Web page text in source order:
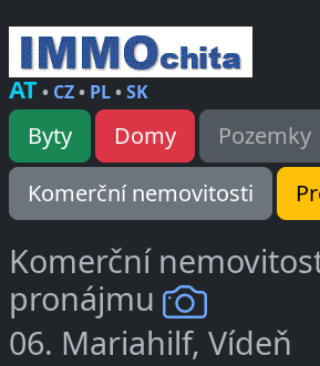
AT• CZ• PL•SK
Byty Domy
Pozemky
Komerční nemovitosti
Komerční
pronájmu
06. Mariahilf, Vídeň